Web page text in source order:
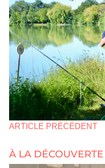
ARTICLE PRÉCÉDENT
À LA